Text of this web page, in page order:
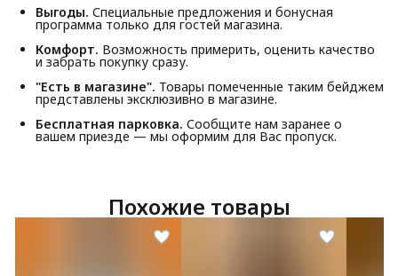
Выгоды. Специальные предложения и бонусная
программа только для гостей магазина.
Комфорт. Возможность примерить, оценить качество
и забрать покупку сразу.
"Есть в магазине". Товары помеченные таким бейджем
представлены эксклюзивно в магазине.
Бесплатная парковка. Сообщите нам заранее о
вашем приезде — мы оформим для Вас пропуск.
Похожие товары